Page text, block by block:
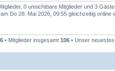
0 unsichtbare Mitglieder und 3
Do 28. Mai 2026, 09:55 gleichzeitig online
• Mitglieder insgesamt 106 • Unser neuestes